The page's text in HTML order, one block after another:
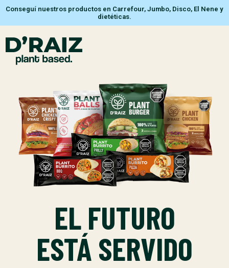
Conseguí nuestros productos en Carrefour, Jumbo, Disco, El Nene y
dietéticas.
EL FUTURO
ESTÁ SERVIDO